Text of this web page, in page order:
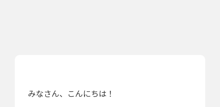
みなさん、こんにちは！